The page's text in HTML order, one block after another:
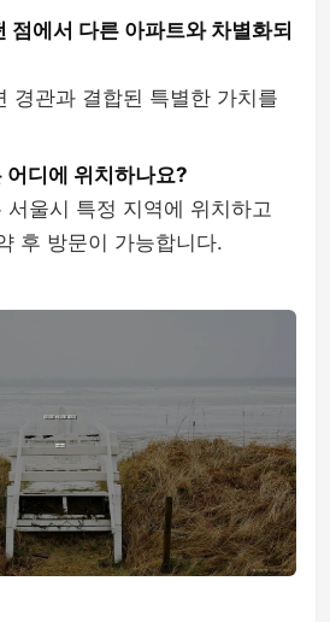
점에서 다른 아파트와 차별화되
경관과 결합된 특별한 가치를
어디에 위치하나요?
울시 특정 지역에 위치하고
후 방문이 가능합니다.